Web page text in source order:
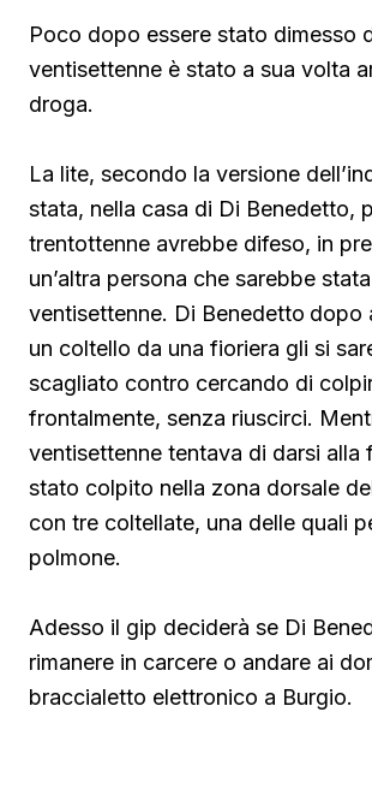
Poco dopo essere stato dimesso
ventisettenne è stato a sua volta
droga.
La lite, secondo la versione
stata, nella casa di Di Benedetto,
trentottenne avrebbe difeso, in
un’altra persona che sarebbe
ventisettenne. Di Benedetto dopo
un coltello da una fioriera gli si
scagliato contro cercando di
frontalmente, senza riuscirci.
ventisettenne tentava di darsi alla
stato colpito nella zona dorsale
con tre coltellate, una delle quali
polmone.
Adesso il gip deciderà se Di
rimanere in carcere o andare ai
braccialetto elettronico a Burgio.